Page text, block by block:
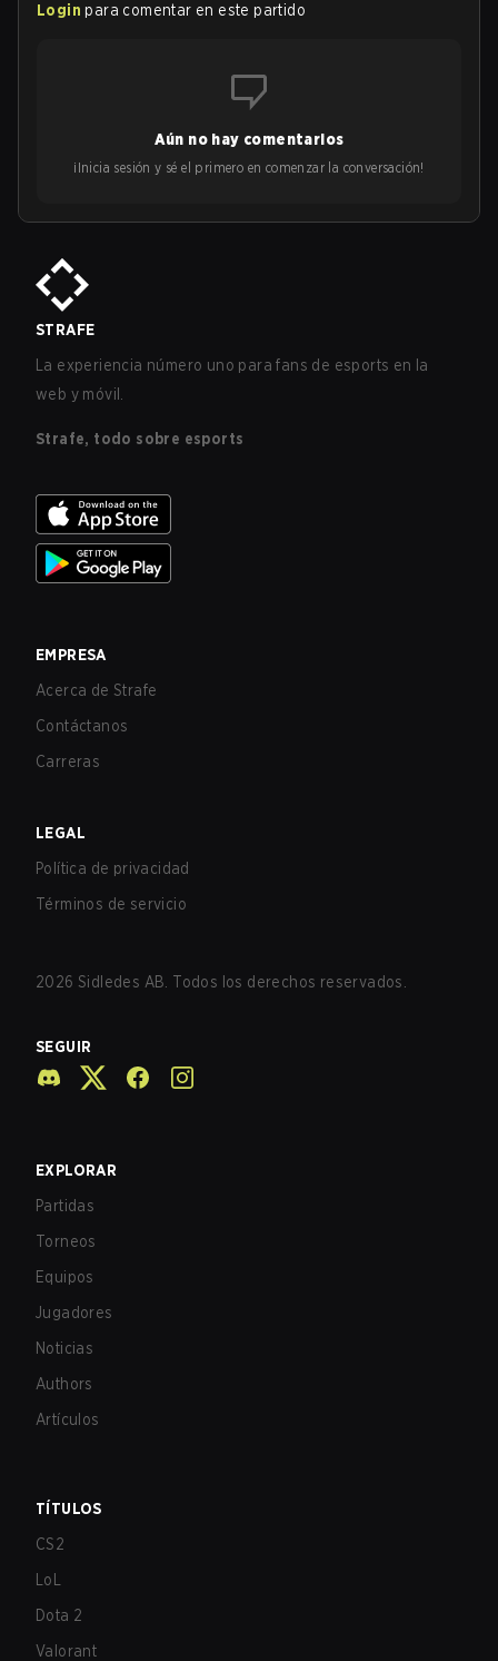
Login para comentar en este partido
Aún no hay comentarios
¡Inicia sesión y sé el primero en comenzar la conversación!
STRAFE
La experiencia número uno para fans de esports en la
web y móvil.
Strafe, todo sobre esports
EMPRESA
Acerca de Strafe
Contáctanos
Carreras
LEGAL
Política de privacidad
Términos de servicio
2026 Sidledes AB. Todos los derechos reservados.
SEGUIR
EXPLORAR
Partidas
Torneos
Equipos
Jugadores
Noticias
Authors
Artículos
TÍTULOS
CS2
LoL
Dota 2
Valorant